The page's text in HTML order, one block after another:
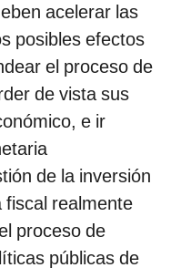
acelerar las
posibles efectos
el proceso de
de vista sus
e ir
de la inversión
fiscal realmente
proceso de
públicas de